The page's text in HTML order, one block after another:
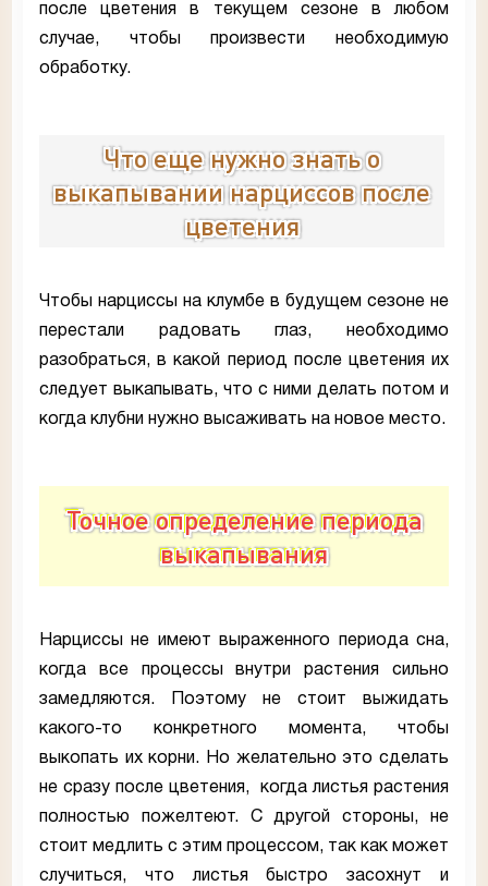
после цветения в текущем сезоне в любом
случае, чтобы произвести необходимую
обработку.
Что еще нужно знать о
выкапывании нарциссов после
цветения
Чтобы нарциссы на клумбе в будущем сезоне не
перестали радовать глаз, необходимо
разобраться, в какой период после цветения их
следует выкапывать, что с ними делать потом и
когда клубни нужно высаживать на новое место.
Точное определение периода
выкапывания
Нарциссы не имеют выраженного периода сна,
когда все процессы внутри растения сильно
замедляются. Поэтому не стоит выжидать
какого-то конкретного момента, чтобы
выкопать их корни. Но желательно это сделать
не сразу после цветения, когда листья растения
полностью пожелтеют. С другой стороны, не
стоит медлить с этим процессом, так как может
случиться, что листья быстро засохнут и